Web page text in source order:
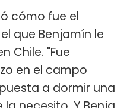
cómo fue el
que Benjamín le
Chile. "Fue
en el campo
a dormir una